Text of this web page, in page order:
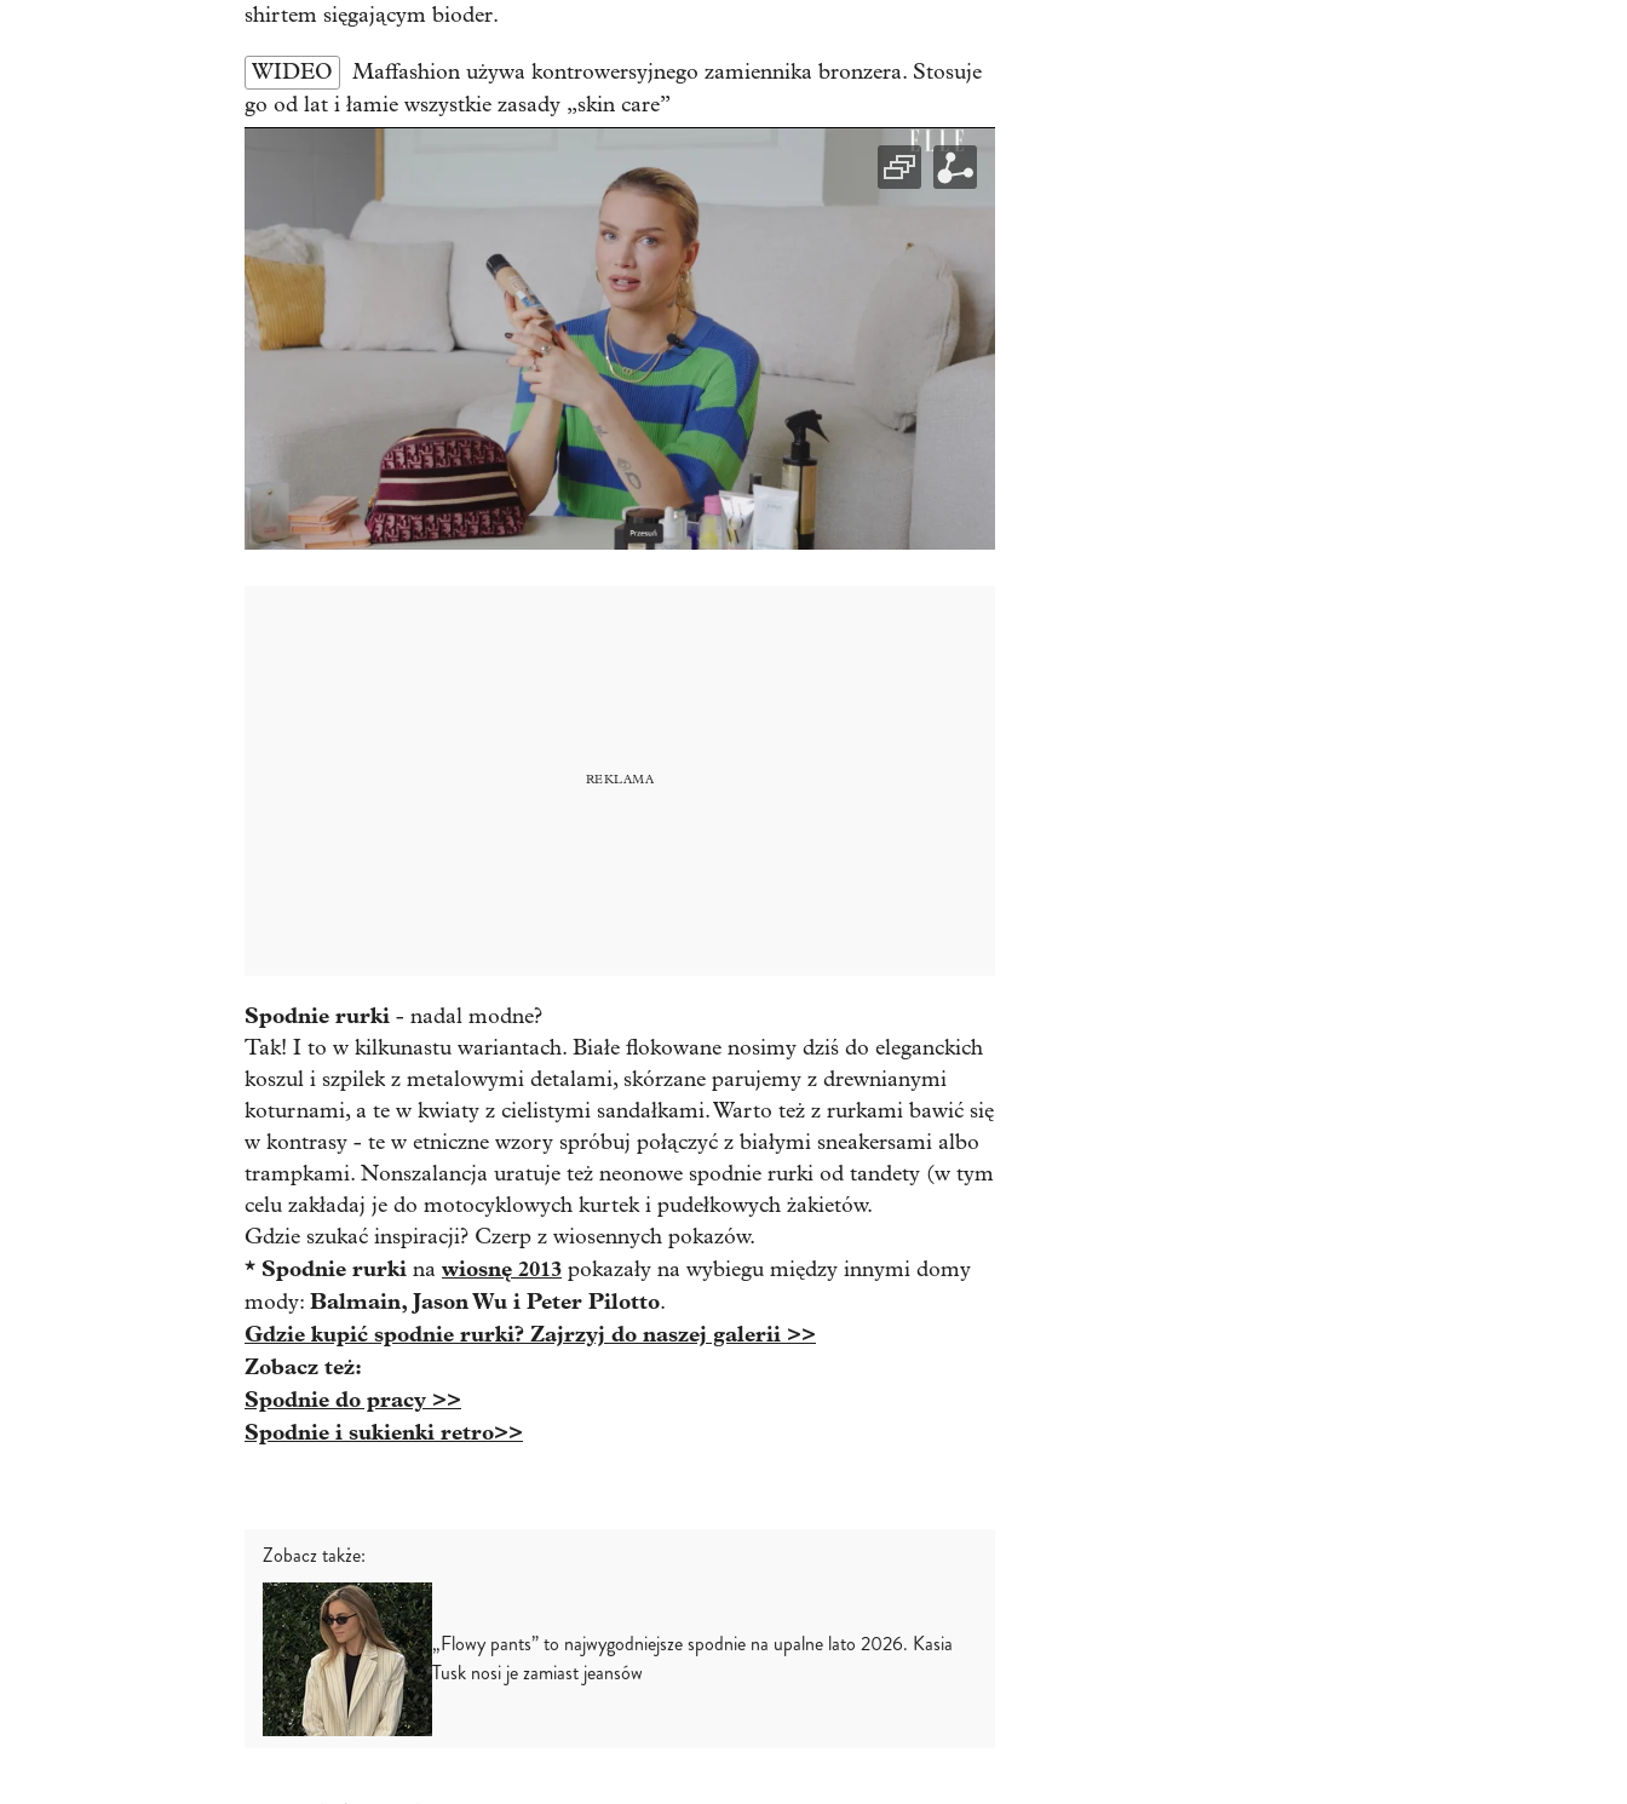
shirtem sięgającym bioder.
WIDEO
Maffashion używa kontrowersyjnego zamiennika bronzera. Stosuje
go od lat i łamie wszystkie zasady „skin care”
Spodnie rurki - nadal modne?
Tak! I to w kilkunastu wariantach. Białe flokowane nosimy dziś do eleganckich
koszul i szpilek z metalowymi detalami, skórzane parujemy z drewnianymi
koturnami, a te w kwiaty z cielistymi sandałkami. Warto też z rurkami bawić się
w kontrasy - te w etniczne wzory spróbuj połączyć z białymi sneakersami albo
trampkami. Nonszalancja uratuje też neonowe spodnie rurki od tandety (w tym
celu zakładaj je do motocyklowych kurtek i pudełkowych żakietów.
Gdzie szukać inspiracji? Czerp z wiosennych pokazów.
* Spodnie rurki na wiosnę 2013 pokazały na wybiegu między innymi domy
mody: Balmain, Jason Wu i Peter Pilotto.
Gdzie kupić spodnie rurki? Zajrzyj do naszej galerii >>
Zobacz też:
Spodnie do pracy >>
Spodnie i sukienki retro>>
Zobacz także:
„Flowy pants” to najwygodniejsze spodnie na upalne lato 2026. Kasia
Tusk nosi je zamiast jeansów